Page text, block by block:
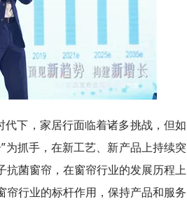
下，家居行面临着诸多挑战，但如
为抓手，在新工艺、新产品上持续突
菌窗帘，在窗帘行业的发展历程上
行业的标杆作用，保持产品和服务